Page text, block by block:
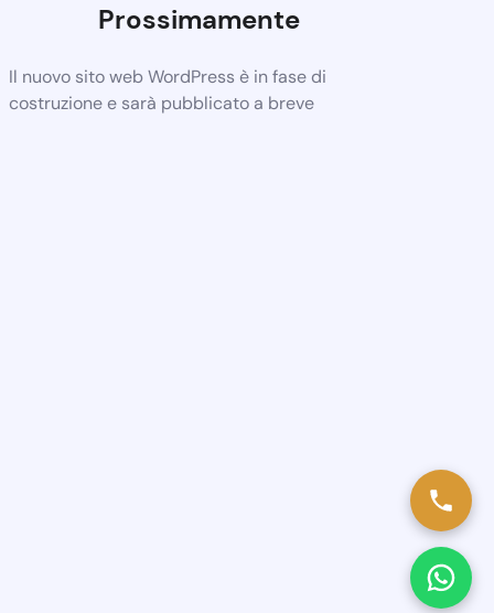
Prossimamente
Il nuovo sito web WordPress è in fase di
costruzione e sarà pubblicato a breve